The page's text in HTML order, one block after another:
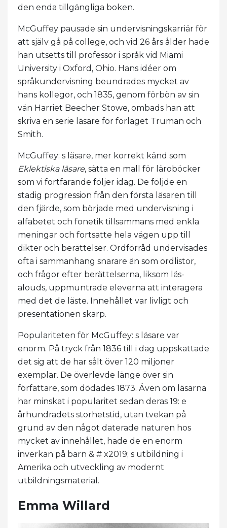
den enda tillgängliga boken.
McGuffey pausade sin undervisningskarriär för
att själv gå på college, och vid 26 års ålder hade
han utsetts till professor i språk vid Miami
University i Oxford, Ohio. Hans idéer om
språkundervisning beundrades mycket av
hans kollegor, och 1835, genom förbön av sin
vän Harriet Beecher Stowe, ombads han att
skriva en serie läsare för förlaget Truman och
Smith.
McGuffey: s läsare, mer korrekt känd som
Eklektiska läsare, sätta en mall för läroböcker
som vi fortfarande följer idag. De följde en
stadig progression från den första läsaren till
den fjärde, som började med undervisning i
alfabetet och fonetik tillsammans med enkla
meningar och fortsatte hela vägen upp till
dikter och berättelser. Ordförråd undervisades
ofta i sammanhang snarare än som ordlistor,
och frågor efter berättelserna, liksom läs-
alouds, uppmuntrade eleverna att interagera
med det de läste. Innehållet var livligt och
presentationen skarp.
Populariteten för McGuffey: s läsare var
enorm. På tryck från 1836 till i dag uppskattade
det sig att de har sålt över 120 miljoner
exemplar. De överlevde länge över sin
författare, som dödades 1873. Även om läsarna
har minskat i popularitet sedan deras 19: e
århundradets storhetstid, utan tvekan på
grund av den något daterade naturen hos
mycket av innehållet, hade de en enorm
inverkan på barn & # x2019; s utbildning i
Amerika och utveckling av modernt
utbildningsmaterial.
Emma Willard